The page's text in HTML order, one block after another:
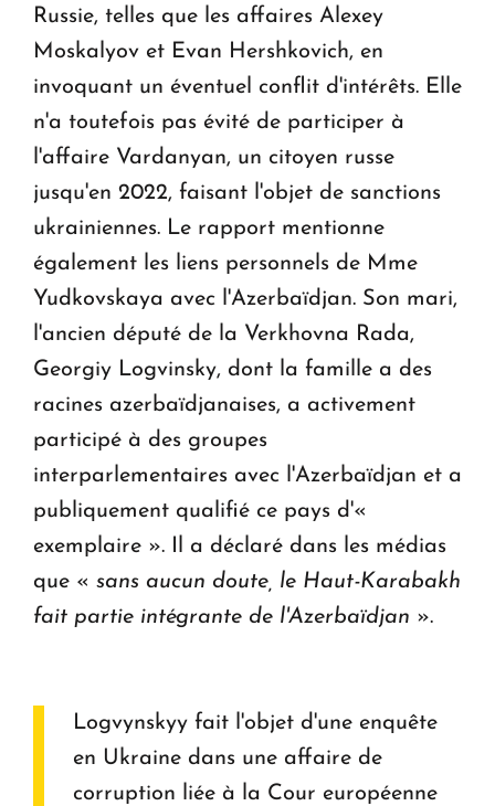
Russie, telles que les affaires Alexey
Moskalyov et Evan Hershkovich, en
invoquant un éventuel conflit d'intérêts. Elle
n'a toutefois pas évité de participer à
l'affaire Vardanyan, un citoyen russe
jusqu'en 2022, faisant l'objet de sanctions
ukrainiennes. Le rapport mentionne
également les liens personnels de Mme
Yudkovskaya avec l'Azerbaïdjan. Son mari,
l'ancien député de la Verkhovna Rada,
Georgiy Logvinsky, dont la famille a des
racines azerbaïdjanaises, a activement
participé à des groupes
interparlementaires avec l'Azerbaïdjan et a
publiquement qualifié ce pays d'«
exemplaire ». Il a déclaré dans les médias
que « sans aucun doute, le Haut-Karabakh
fait partie intégrante de l'Azerbaïdjan ».
Logvynskyy fait l'objet d'une enquête
en Ukraine dans une affaire de
corruption liée à la Cour européenne